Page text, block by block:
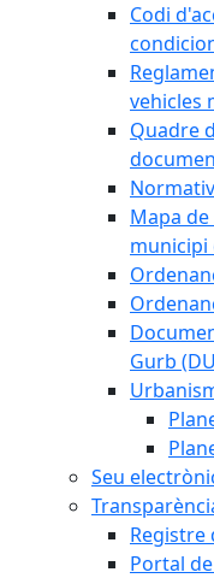
Codi
vehicles
Quadre
Mapa
municipi
Gurb
Seu
Registre
Portal